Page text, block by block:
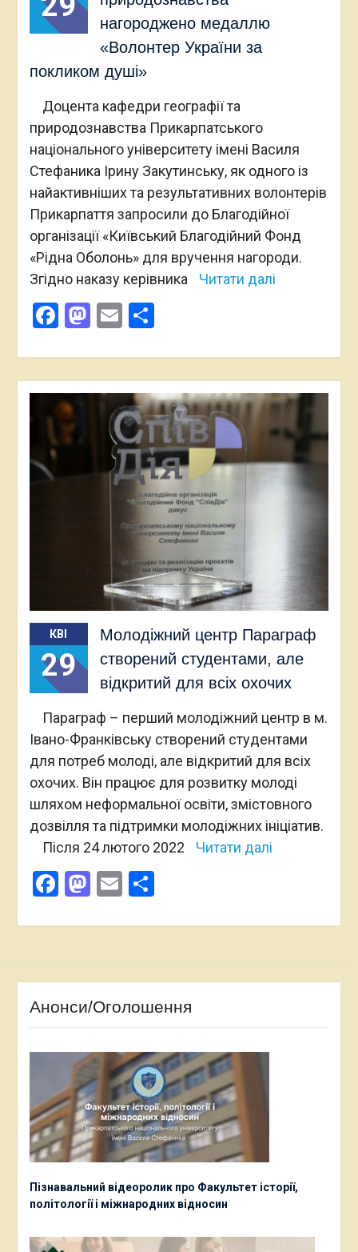
нагороджено медаллю
«Волонтер України за
покликом душі»
Доцента кафедри географії та
природознавства Прикарпатського
національного університету імені Василя
Стефаника Ірину Закутинську, як одного із
найактивніших та результативних волонтерів
Прикарпаття запросили до Благодійної
організації «Київський Благодійний Фонд
«Рідна Оболонь» для вручення нагороди.
Згідно наказу керівника
Читати далі
Facebook
Mastodon
Email
КВІ
29
Молодіжний центр Параграф
створений студентами, але
відкритий для всіх охочих
Параграф – перший молодіжний центр в м.
Івано-Франківську створений студентами
для потреб молоді, але відкритий для всіх
охочих. Він працює для розвитку молоді
шляхом неформальної освіти, змістовного
дозвілля та підтримки молодіжних ініціатив.
Після 24 лютого 2022
Читати далі
Facebook
Mastodon
EmailПоділитися
Анонси/Оголошення
Пізнавальний відеоролик про Факультет історії,
політології і міжнародних відносин